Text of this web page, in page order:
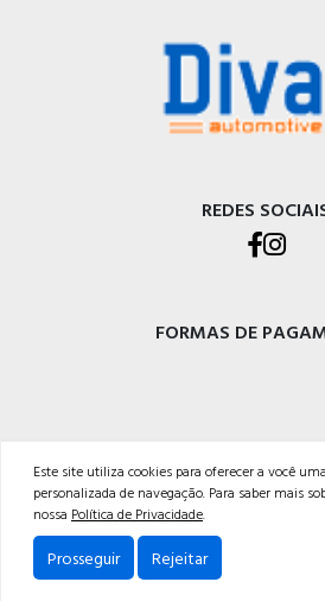
REDES
FORMAS DE
DIVAP AUTOPEÇAS
Rod. BR-470 - Km 225, Integração<br />Garibaldi -
Powered by:
Este site utiliza cookies para oferecer a você
personalizada de navegação. Para saber mais
nossa Política de Privacidade.
Prosseguir Rejeitar